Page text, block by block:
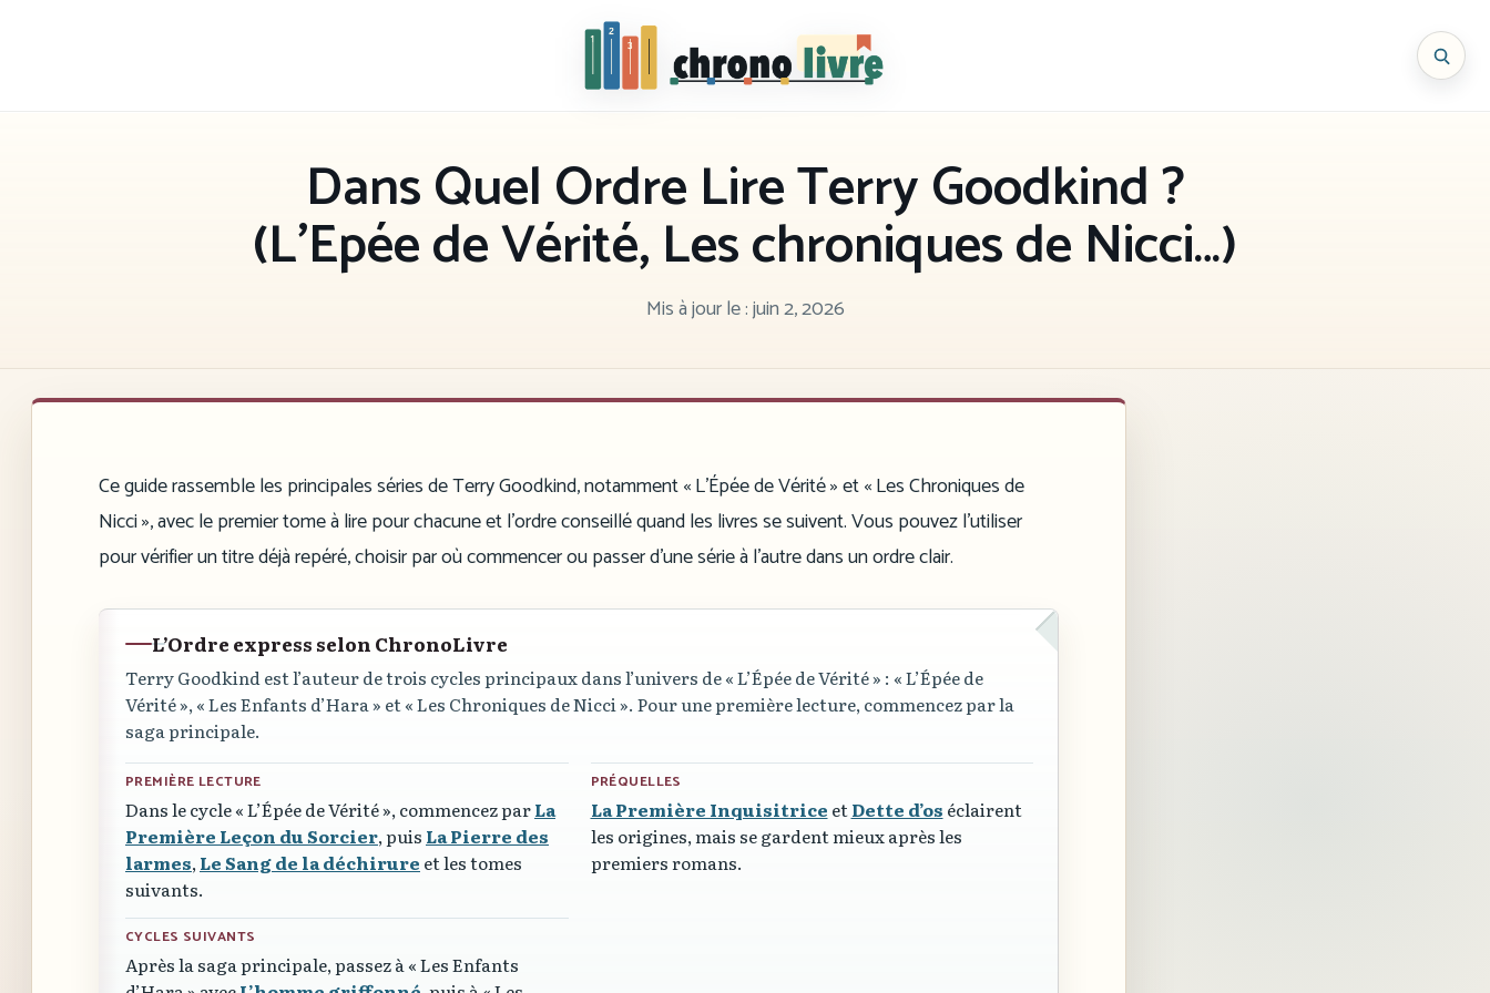
Chronolivre
Dans Quel Ordre Lire Terry Goodkind ?
(L’Epée de Vérité, Les chroniques de Nicci…)
Mis à jour le :juin 2, 2026
Ce guide rassemble les principales séries de Terry Goodkind, notamment « L’Épée de Vérité » et « Les Chroniques de
Nicci », avec le premier tome à lire pour chacune et l’ordre conseillé quand les livres se suivent. Vous pouvez l’utiliser
pour vérifier un titre déjà repéré, choisir par où commencer ou passer d’une série à l’autre dans un ordre clair.
L’Ordre express selon ChronoLivre
Terry Goodkind est l’auteur de trois cycles principaux dans l’univers de« L’Épée de Vérité » : « L’Épée de
Vérité »,« Les Enfants d’Hara » et« Les Chroniques de Nicci ». Pour une première lecture, commencez par la
saga principale.
PREMIÈRE LECTURE
Dans le cycle« L’Épée de Vérité », commencez parLa
Première Leçon du Sorcier, puis La Pierre des
larmes,Le Sang de la déchirure et les tomes
suivants.
PRÉQUELLES
La Première Inquisitrice etDette d’os éclairent
les origines, mais se gardent mieux après les
premiers romans.
CYCLES SUIVANTS
Après la saga principale, passez à« Les Enfants